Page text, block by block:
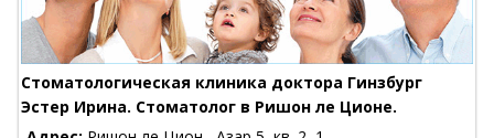
Стоматологическая клиника доктора Гинзбург
Эстер Ирина. Стоматолог в Ришон ле Ционе.